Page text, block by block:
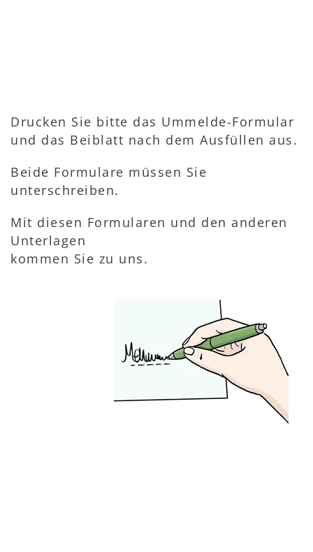
Drucken Sie bitte das Ummelde-Formular
und das Beiblatt nach dem Ausfüllen aus.
Beide Formulare müssen Sie
unterschreiben.
Mit diesen Formularen und den anderen
Unterlagen
kommen Sie zu uns.